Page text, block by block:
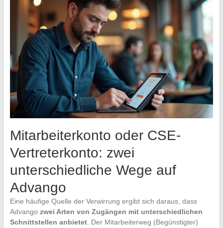
Mitarbeiterkonto oder CSE-
Vertreterkonto: zwei
unterschiedliche Wege auf
Advango
Eine häufige Quelle der Verwirrung ergibt sich daraus, dass
Advango zwei Arten von Zugängen mit unterschiedlichen
Schnittstellen anbietet. Der Mitarbeiterweg (Begünstigter)